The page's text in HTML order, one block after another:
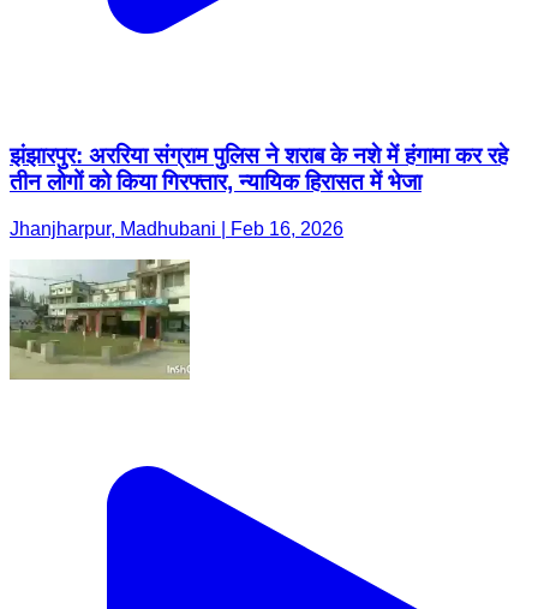
झंझारपुर: अररिया संग्राम पुलिस ने शराब के नशे में हंगामा कर रहे
तीन लोगों को किया गिरफ्तार, न्यायिक हिरासत में भेजा
Jhanjharpur, Madhubani | Feb 16, 2026